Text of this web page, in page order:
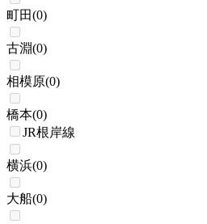
町田(0)
古淵(0)
相模原(0)
橋本(0)
JR根岸線
横浜(0)
大船(0)